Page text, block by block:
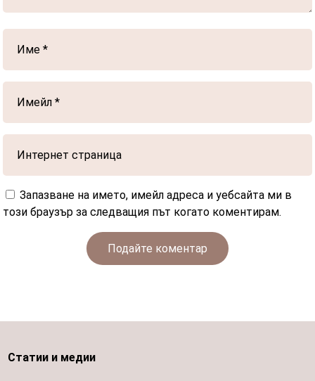
Запазване на името, имейл адреса и уебсайта ми в
този браузър за следващия път когато коментирам.
Подайте коментар
Статии и медии